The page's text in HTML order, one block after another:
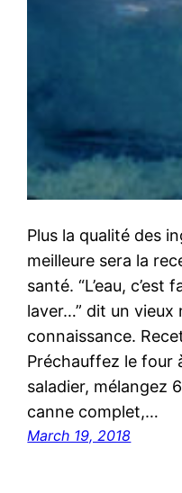
Plus la qualité des
meilleure sera la
santé. “L’eau,
laver…” dit un vieux
connaissance.
Préchauffez le four
saladier, mélangez
canne complet,…
March 19, 2018